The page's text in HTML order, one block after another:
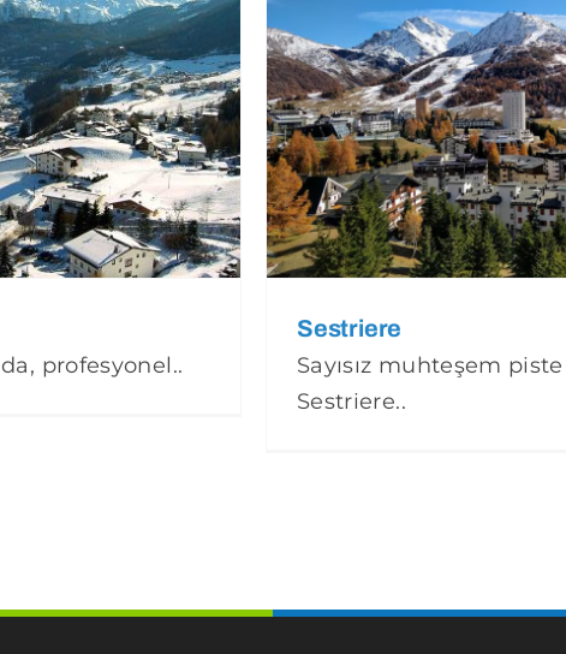
profesyonel..
Sestriere
Sayısız muhteşem
Sestriere..